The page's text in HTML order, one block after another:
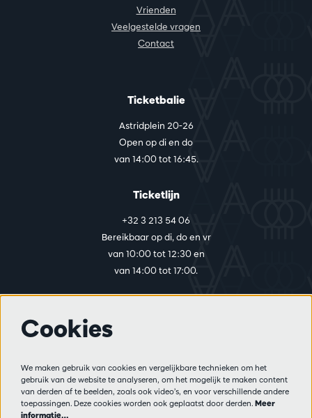
Vrienden
Veelgestelde vragen
Contact
Ticketbalie
Astridplein 20-26
Open op di en do
van 14:00 tot 16:45.
Ticketlijn
+32 3 213 54 06
Bereikbaar op di, do en vr
van 10:00 tot 12:30 en
van 14:00 tot 17:00.
Privacy
Verkoopsvoorwaarden
Pers
Cookies
We maken gebruik van cookies en vergelijkbare technieken om het
gebruik van de website te analyseren, om het mogelijk te maken content
van derden af te beelden, zoals ook video’s, en voor verschillende andere
toepassingen. Deze cookies worden ook geplaatst door derden. Meer
informatie…